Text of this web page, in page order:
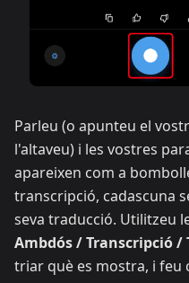
Parleu (o apunteu el
l'altaveu) i les vostres
apareixen com a
transcripció, cadascuna
seva traducció. Utilitzeu
Ambdós / Transcripció /
triar què es mostra, i feu